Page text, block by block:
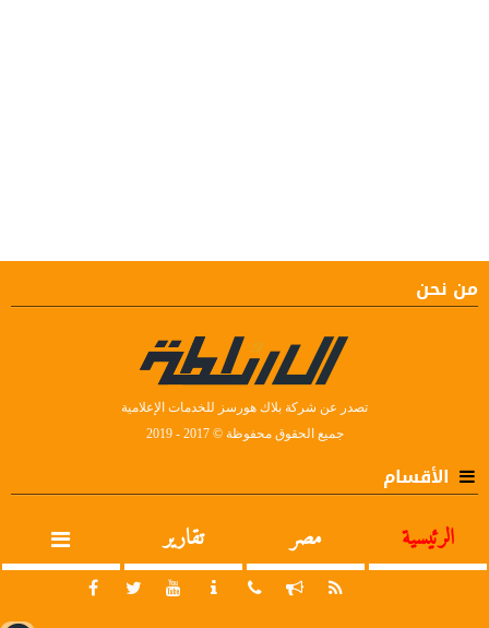
من نحن
تصدر عن شركة بلاك هورسز للخدمات الإعلامية
جميع الحقوق محفوظة © 2017 - 2019
الأقسام
الرئيسية مصر تقارير